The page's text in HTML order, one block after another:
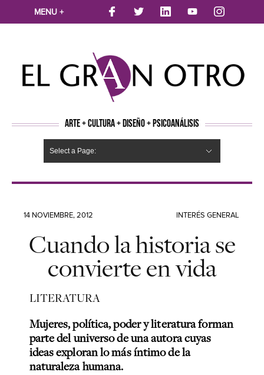
MENU +
ARTE + CULTURA + DISEÑO + PSICOANÁLISIS
Select a Page:
14 NOVIEMBRE, 2012 INTERÉS GENERAL
Cuando la historia se
convierte en vida
LITERATURA
Mujeres, política, poder y literatura forman
parte del universo de una autora cuyas
ideas exploran lo más íntimo de la
naturaleza humana.